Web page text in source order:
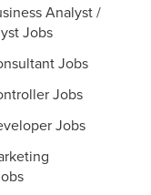
Analyst /
Jobs
Jobs
Jobs
Jobs